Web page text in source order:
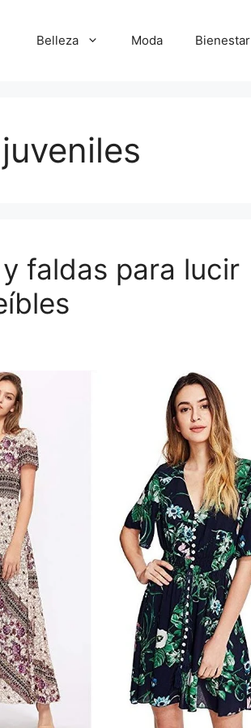
Belleza Moda Bienestar
faldas para lucir